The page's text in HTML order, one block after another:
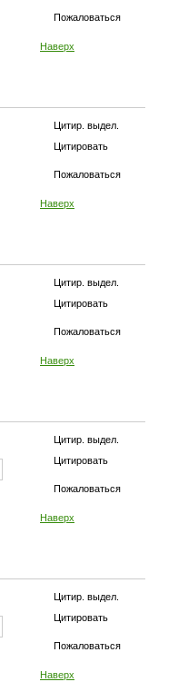
Пожаловаться
Наверх
Цитир. выдел.
Цитировать
Пожаловаться
Наверх
Цитир. выдел.
Цитировать
Пожаловаться
Наверх
Цитир. выдел.
Цитировать
Пожаловаться
Наверх
Цитир. выдел.
Цитировать
Пожаловаться
Наверх